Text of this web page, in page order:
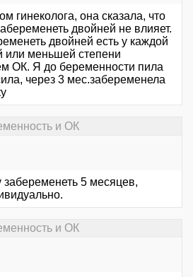
гинеколога, она сказала, что
двойней не влияет.
двойней есть у каждой
меньшей степени
ОК. Я до беременности пила
через 3 мес.забеременела
и ОК
забеременеть 5 месяцев,
и ОК